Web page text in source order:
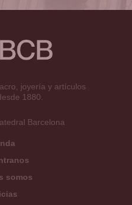
joyería y artículos
1880.
Barcelona
somos